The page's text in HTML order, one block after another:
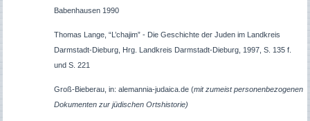
Babenhausen 1990
Thomas Lange, “L’chajim” - Die Geschichte der Juden im Landkreis
Darmstadt-Dieburg, Hrg. Landkreis Darmstadt-Dieburg, 1997, S. 135 f.
und S. 221
Groß-Bieberau, in: alemannia-judaica.de (mit zumeist personenbezogenen
Dokumenten zur jüdischen Ortshistorie)